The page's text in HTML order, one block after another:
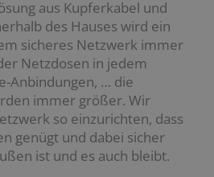
aus Kupferkabel und
des Hauses wird ein
sicheres Netzwerk immer
Netzdosen in jedem
Anbindungen, … die
immer größer. Wir
so einzurichten, dass
genügt und dabei sicher
ist und es auch bleibt.